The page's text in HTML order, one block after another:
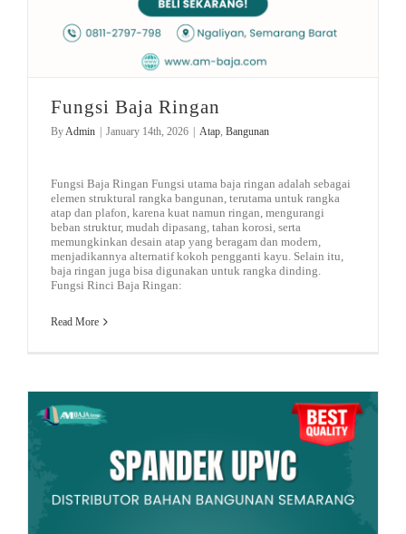
Fungsi Baja Ringan
By Admin | January 14th, 2026 | Atap Bangunan
Fungsi Baja Ringan Fungsi utama baja ringan adalah sebagai
elemen struktural rangka bangunan, terutama untuk rangka
atap dan plafon, karena kuat namun ringan, mengurangi
beban struktur, mudah dipasang, tahan korosi, serta
memungkinkan desain atap yang beragam dan modern,
menjadikannya alternatif kokoh pengganti kayu. Selain itu,
baja ringan juga bisa digunakan untuk rangka dinding.
Fungsi Rinci Baja Ringan:
Read More